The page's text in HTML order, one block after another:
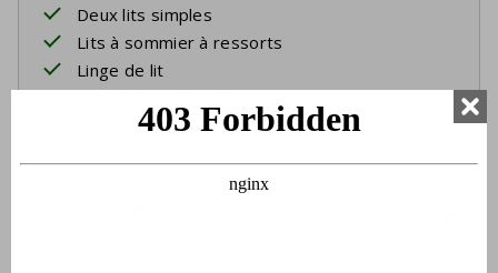
Deux lits simples
Lits à sommier à ressorts
Linge de lit